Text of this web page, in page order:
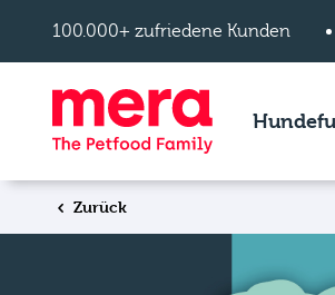
100.000+ zufriedene Kunden
Zurück